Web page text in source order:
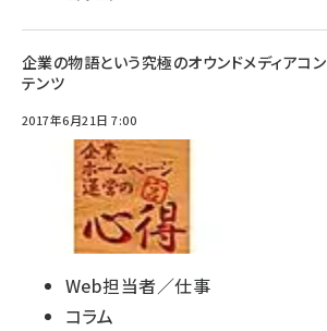
企業の物語という究極のオウンドメディアコン
テンツ
2017年6月21日 7:00
Web担当者／仕事
コラム